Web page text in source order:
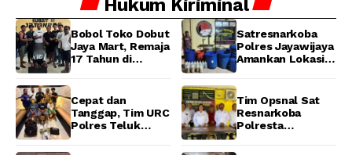
Hukum Kiriminal
Bobol Toko Dobut
Jaya Mart, Remaja
17 Tahun di
URC Resmob
Jatanras Polda
Papua Barat
Satresnarkoba
Polres Jayawijaya
Amankan Lokasi
Wamena
Cepat dan
Tanggap, Tim URC
Polres Teluk
Tim Opsnal Sat
Resnarkoba
Polresta